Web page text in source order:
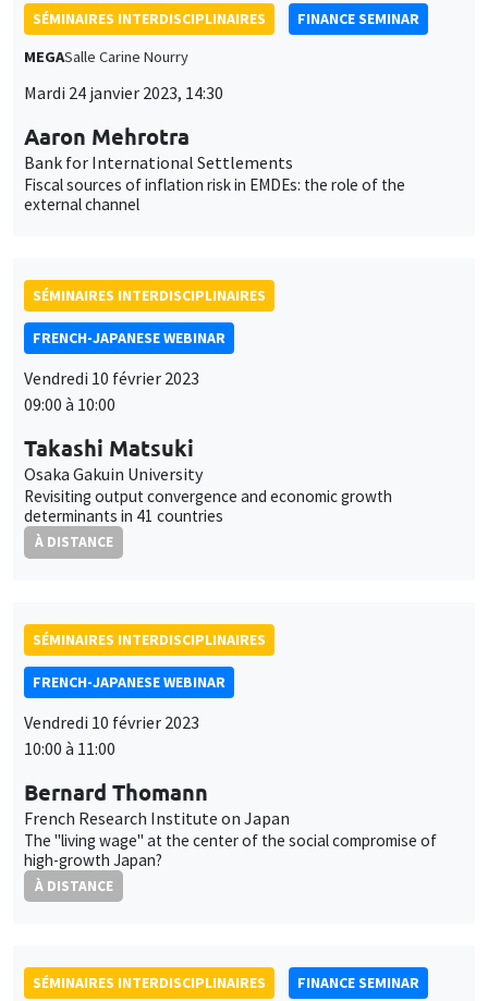
SÉMINAIRES INTERDISCIPLINAIRES
FINANCE SEMINAR
MEGASalle Carine Nourry
Mardi 24 janvier 2023, 14:30
Aaron Mehrotra
Bank for International Settlements
Fiscal sources of inflation risk in EMDEs: the role of the
external channel
SÉMINAIRES INTERDISCIPLINAIRES
FRENCH-JAPANESE WEBINAR
Vendredi 10 février 2023
09:00 à 10:00
Takashi Matsuki
Osaka Gakuin University
Revisiting output convergence and economic growth
determinants in 41 countries
À DISTANCE
SÉMINAIRES INTERDISCIPLINAIRES
FRENCH-JAPANESE WEBINAR
Vendredi 10 février 2023
10:00 à 11:00
Bernard Thomann
French Research Institute on Japan
The "living wage" at the center of the social compromise of
high-growth Japan?
À DISTANCE
SÉMINAIRES INTERDISCIPLINAIRES
FINANCE SEMINAR